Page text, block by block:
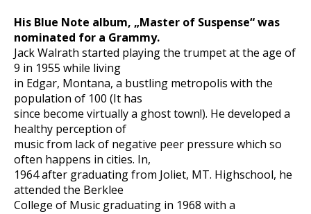
His Blue Note album, „Master of Suspense“ was
nominated for a Grammy.
Jack Walrath started playing the trumpet at the age of
9 in 1955 while living
in Edgar, Montana, a bustling metropolis with the
population of 100 (It has
since become virtually a ghost town!). He developed a
healthy perception of
music from lack of negative peer pressure which so
often happens in cities. In,
1964 after graduating from Joliet, MT. Highschool, he
attended the Berklee
College of Music graduating in 1968 with a